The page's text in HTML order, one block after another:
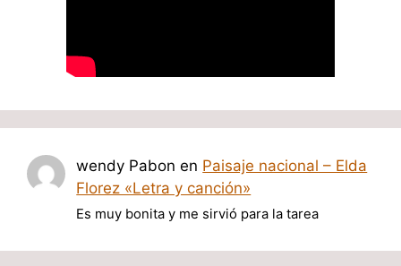
wendy Pabon en Paisaje nacional – Elda
Florez «Letra y canción»
Es muy bonita y me sirvió para la tarea